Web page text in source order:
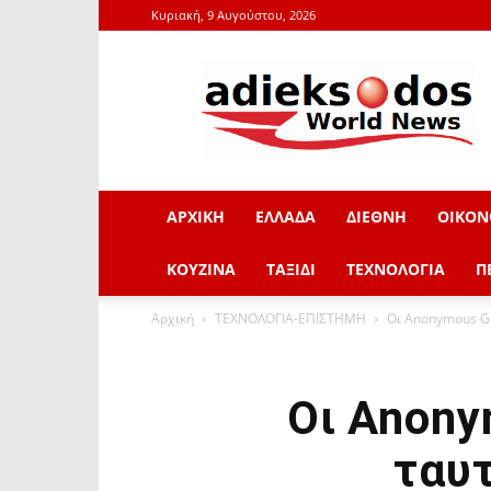
Κυριακή, 9 Αυγούστου, 2026
adieksodos.gr
ΑΡΧΙΚΗ ΕΛΛΑΔΑ ΔΙΕΘΝΗ
ΚΟΥΖΙΝΑ ΤΑΞΙΔΙ ΤΕΧΝΟΛΟΓΙΑ
Αρχική ΤΕΧΝΟΛΟΓΙΑ-ΕΠΙΣΤΗΜΗ Οι Anonymous
Οι